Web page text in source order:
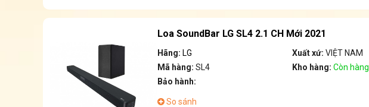
Loa SoundBar LG SL4 2.1 CH Mới 2021
Hãng: LG Xuất xứ: VIỆT NAM
Mã hàng: SL4 Kho hàng: Còn hàng
Bảo hành:
So sánh